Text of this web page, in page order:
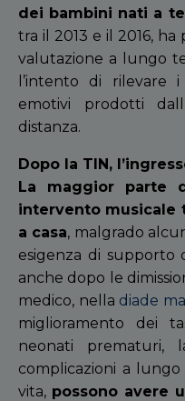
dei bambini nati a
tra il 2013 e il 2016,
valutazione a lungo
l’intento di rilevare
emotivi prodotti
distanza.
Dopo la TIN,
La maggior parte
intervento musicale
a casa, malgrado
esigenza di supporto
anche dopo le
medico, nella diade
miglioramento dei
neonati prematuri,
complicazioni a
vita, possono avere